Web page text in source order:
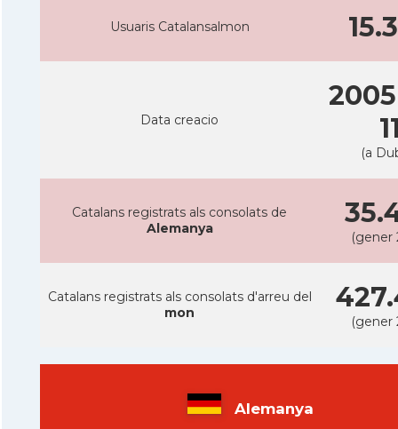
Usuaris Catalansalmon
Data creacio
(a
Catalans registrats als consolats de
Alemanya
(gener
Catalans registrats als consolats d'arreu del
mon
(gener
Alemanya